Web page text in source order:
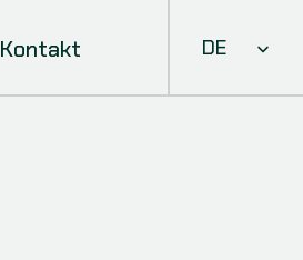
Kontakt Select
DE